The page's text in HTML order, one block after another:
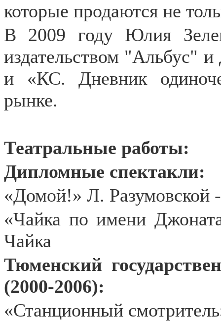
которые продаются не
В 2009 году Юлия
издательством "Альбус"
и «КС. Дневник
рынке.
Театральные работы:
Дипломные спектакли:
«Домой!» Л. Разумовской
«Чайка по имени
Чайка
Тюменский
(2000-2006):
«Станционный